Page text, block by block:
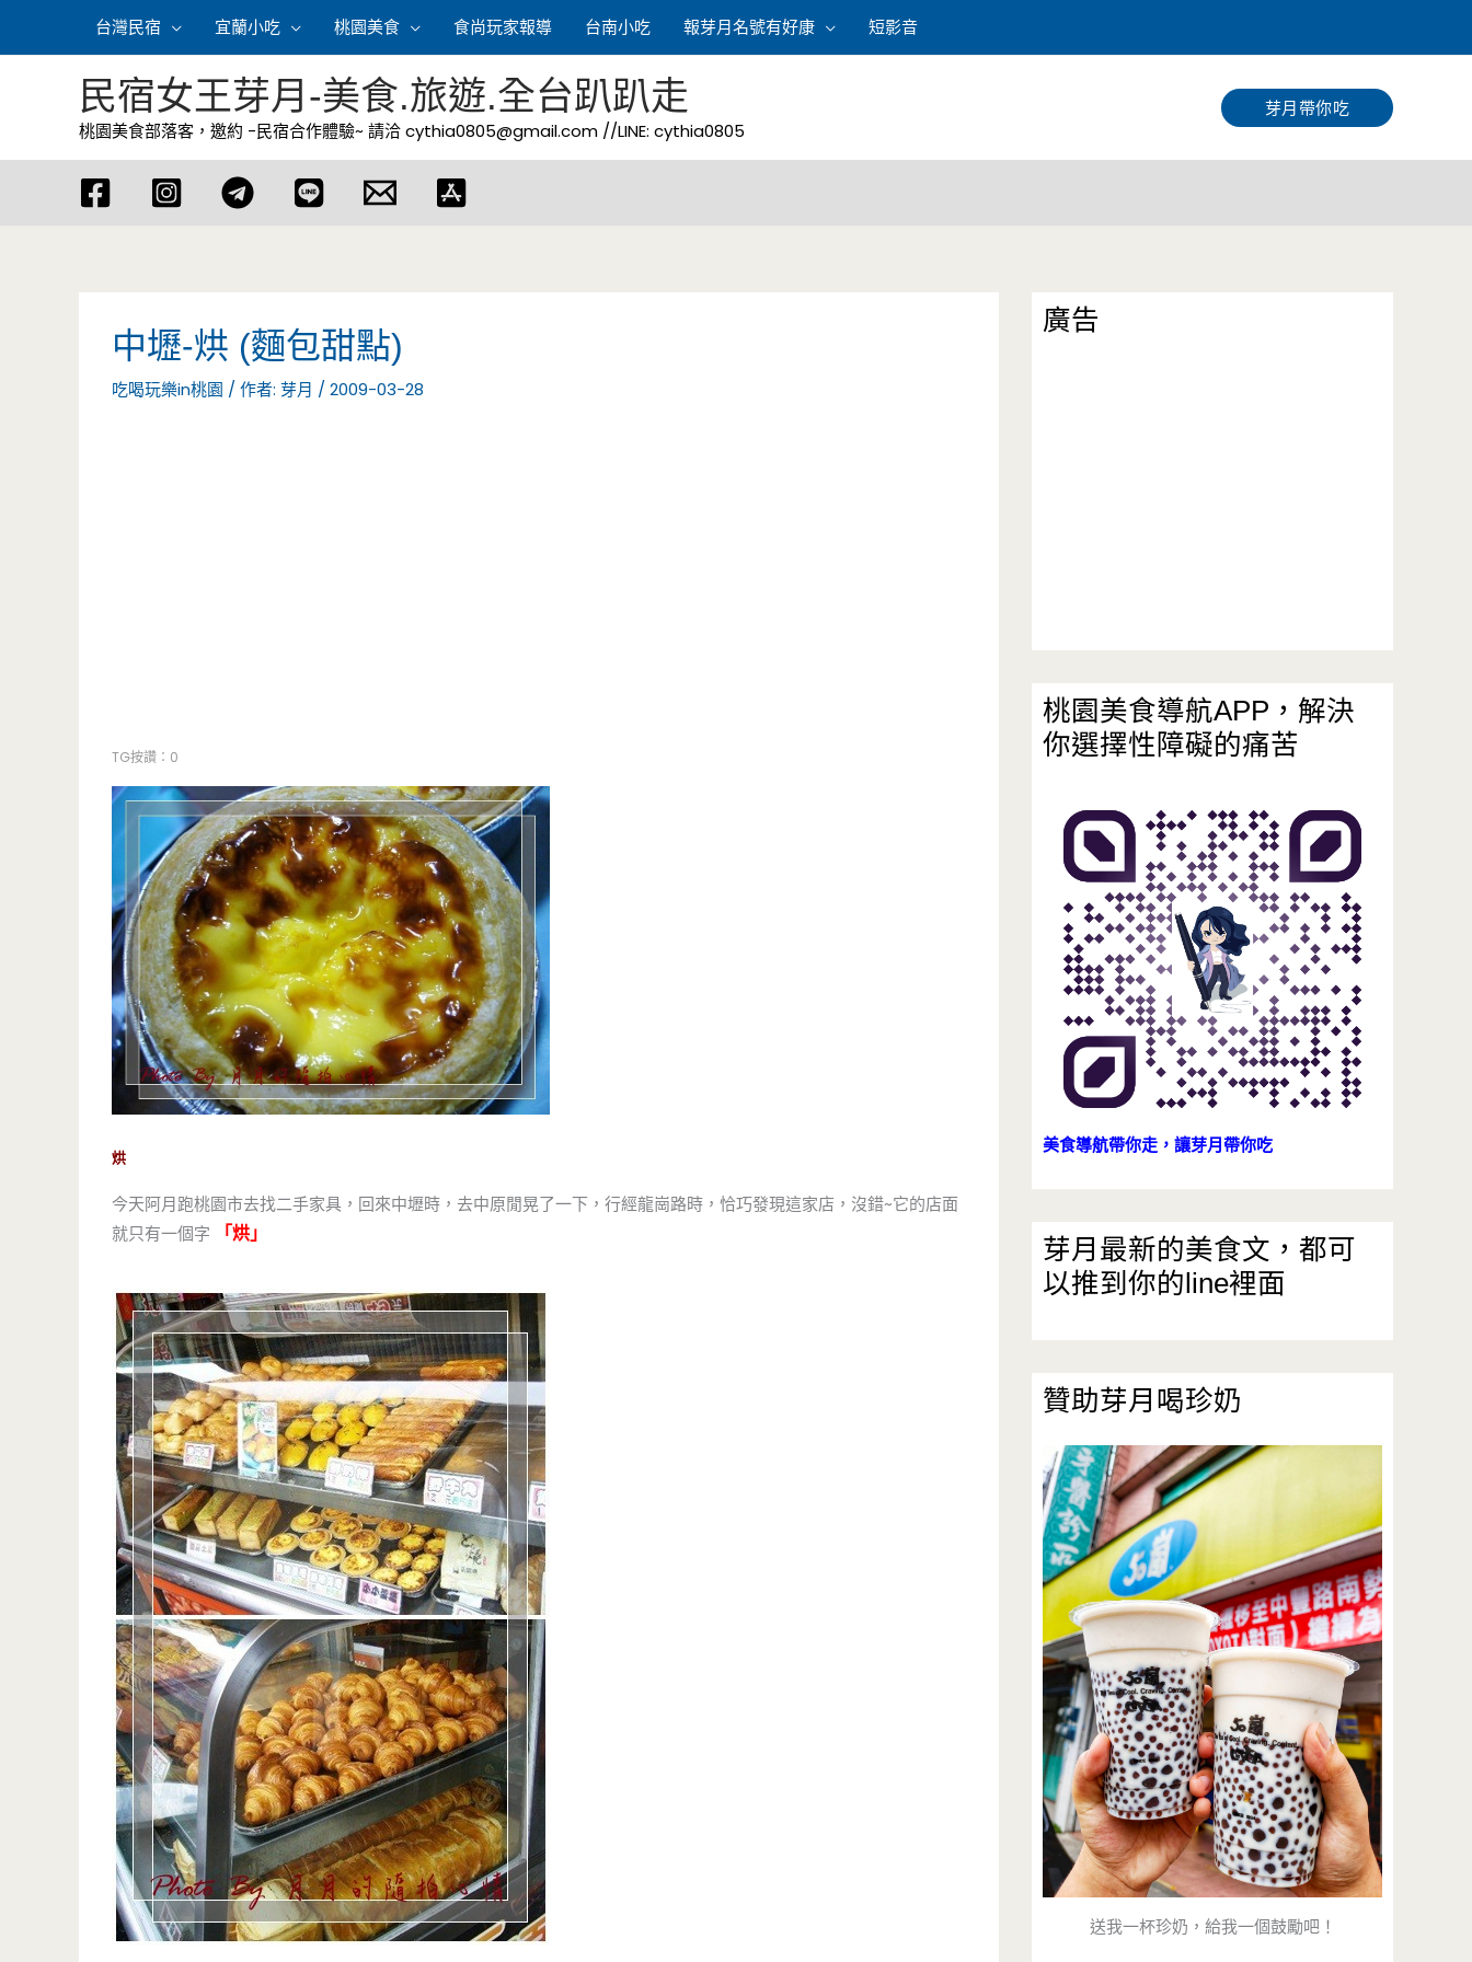
容
台灣民宿 宜蘭小吃 桃園美食 食尚玩家報導 台南小吃 報芽月名號有好康 短影音
尋
民宿女王芽月-美食.旅遊.全台趴趴走
桃園美食部落客，邀約 -民宿合作體驗~ 請洽cythia0805@gmail.com //LINE: cythia0805
芽月帶你吃
中壢-烘 (麵包甜點)
吃喝玩樂in桃園 / 作者: 芽月 / 2009-03-28
TG按讚：0
烘
今天阿月跑桃園市去找二手家具，回來中壢時，去中原閒晃了一下，行經龍崗路時，恰巧發現這家店，沒錯~它的店面
就只有一個字
「烘」
廣告
桃園美食導航APP，解決
你選擇性障礙的痛苦
美食導航帶你走，讓芽月帶你吃
芽月最新的美食文，都可
以推到你的line裡面
贊助芽月喝珍奶
送我一杯珍奶，給我一個鼓勵吧！